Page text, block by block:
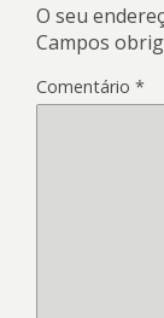
O seu
Campos
Comentário *